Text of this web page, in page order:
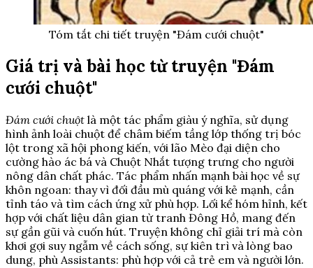
Tóm tắt chi tiết truyện "Đám cưới chuột"
Giá trị và bài học từ truyện "Đám
cưới chuột"
Đám cưới chuột là một tác phẩm giàu ý nghĩa, sử dụng
hình ảnh loài chuột để châm biếm tầng lớp thống trị bóc
lột trong xã hội phong kiến, với lão Mèo đại diện cho
cường hào ác bá và Chuột Nhắt tượng trưng cho người
nông dân chất phác. Tác phẩm nhấn mạnh bài học về sự
khôn ngoan: thay vì đối đầu mù quáng với kẻ mạnh, cần
tỉnh táo và tìm cách ứng xử phù hợp. Lối kể hóm hỉnh, kết
hợp với chất liệu dân gian từ tranh Đông Hồ, mang đến
sự gần gũi và cuốn hút. Truyện không chỉ giải trí mà còn
khơi gợi suy ngẫm về cách sống, sự kiên trì và lòng bao
dung, phù Assistants: phù hợp với cả trẻ em và người lớn.